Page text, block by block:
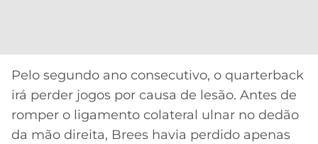
CRUZEIRO
Pelo segundo ano consecutivo, o quarterback
irá perder jogos por causa de lesão. Antes de
romper o ligamento colateral ulnar no dedão
da mão direita, Brees havia perdido apenas